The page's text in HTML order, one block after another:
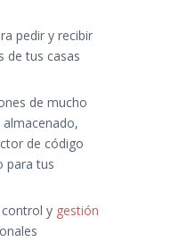
pedir y recibir
de tus casas
de mucho
de código
para tus
y gestión